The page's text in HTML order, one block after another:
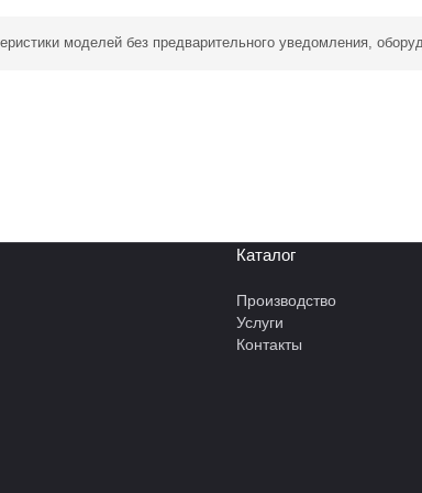
моделей без предварительного уведомления,
Каталог
Производство
Услуги
Контакты